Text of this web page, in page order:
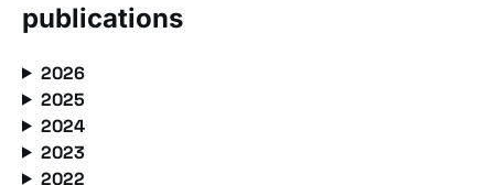
publications
2026
2025
2024
2023
2022